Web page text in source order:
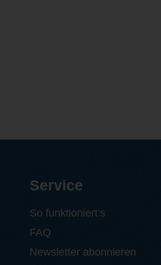
Service
So funktioniert‘s
FAQ
Newsletter abonnieren